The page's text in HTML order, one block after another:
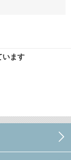
います